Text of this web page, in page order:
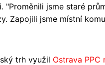
"Proměnili jsme staré
Zapojili jsme místní
trh využil Ostrava PPC